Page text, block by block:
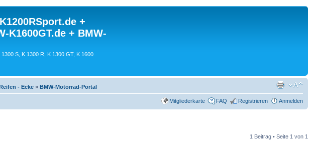
+
K1600GT.de + BMW-
S, K 1300 R, K 1300 GT, K 1600
- Ecke » BMW-Motorrad-Portal
Mitgliederkarte FAQ Registrieren Anmelden
1 Beitrag • Seite 1 von 1